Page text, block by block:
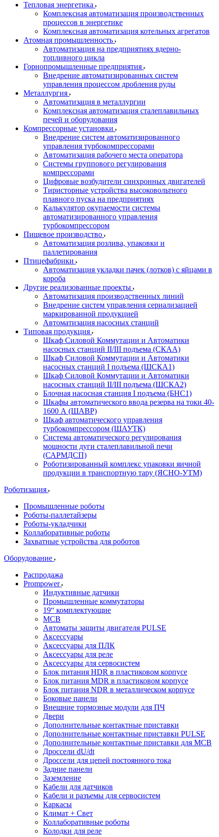
Тепловая энергетика
Комплексная автоматизация производственных
процессов в энергетике
Комплексная автоматизация котельных агрегатов
Атомная промышленность
Автоматизация на предприятиях ядерно-
топливного цикла
Горнопромышленные предприятия
Внедрение автоматизированных систем
управления процессом дробления руды
Металлургия
Автоматизация в металлургии
Комплексная автоматизация сталеплавильных
печей и оборудования
Компрессорные установки
Внедрение систем автоматизированного
управления турбокомпрессорами
Автоматизация рабочего места оператора
Системы группового регулирования
компрессорами
Цифровые возбудители синхронных двигателей
Тиристорные устройства высоковольтного
плавного пуска на предприятиях
Калькулятор окупаемости системы
автоматизированного управления
турбокомпрессором
Пищевое производство
Автоматизация розлива, упаковки и
паллетирования
Птицефабрики
Автоматизация укладки пачек (лотков) с яйцами в
короба
Другие реализованные проекты
Автоматизация производственных линий
Внедрение систем управления сериализацией
маркированной продукцией
Автоматизация насосных станций
Типовая продукция
Шкаф Силовой Коммутации и Автоматики
насосных станций II/III подъема (СКАА)
Шкаф Силовой Коммутации и Автоматики
насосных станций I подъема (ШСКА1)
Шкаф Силовой Коммутации и Автоматики
насосных станций II/III подъема (ШСКА2)
Блочная насосная станция I подъема (БНС1)
Шкафы автоматического ввода резерва на токи 40-
1600 А (ШАВР)
Шкаф автоматического управления
турбокомпрессором (ШАУТК)
Система автоматического регулирования
мощности дуги сталеплавильной печи
(САРМДСП)
Роботизированный комплекс упаковки яичной
продукции в транспортную тару (ЯСНО-УТМ)
Роботизация
Промышленные роботы
Роботы-паллетайзеры
Роботы-укладчики
Коллаборативные роботы
Захватные устройства для роботов
Оборудование
Распродажа
Prompower
Индуктивные датчики
Промышленные коммутаторы
19“ комплектующие
MCB
Автоматы защиты двигателя PULSE
Аксессуары
Аксессуары для ПЛК
Аксессуары для реле
Аксессуары для сервосистем
Блок питания HDR в пластиковом корпусе
Блок питания MDR в пластиковом корпусе
Блок питания NDR в металлическом корпусе
Боковые панели
Внешние тормозные модули для ПЧ
Двери
Дополнительные контактные приставки
Дополнительные контактные приставки PULSE
Дополнительные контактные приставки для MCB
Дроссели dU/dt
Дроссели для цепей постоянного тока
Задние панели
Заземление
Кабели для датчиков
Кабели и разъемы для сервосистем
Каркасы
Климат + Свет
Коллаборативные роботы
Колодки для реле